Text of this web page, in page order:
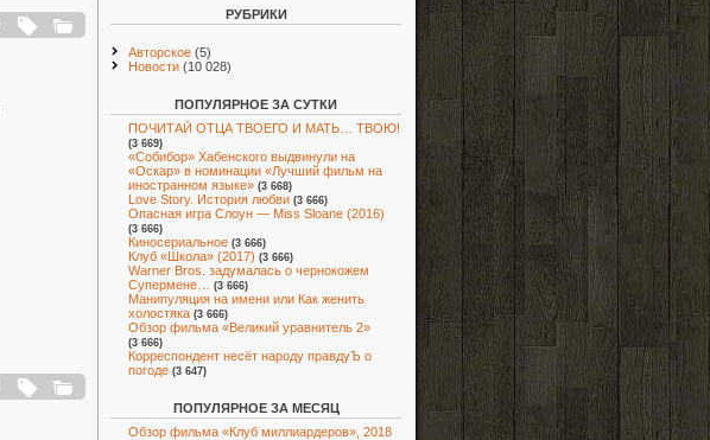
РУБРИКИ
Авторское (5)
Новости (10 028)
ПОПУЛЯРНОЕ ЗА СУТКИ
ПОЧИТАЙ ОТЦА ТВОЕГО И МАТЬ… ТВОЮ!
(3 669)
«Собибор» Хабенского выдвинули на
«Оскар» в номинации «Лучший фильм на
иностранном языке» (3 668)
Love Story. История любви (3 666)
Опасная игра Слоун — Miss Sloane (2016)
(3 666)
Киносериальное (3 666)
Клуб «Школа» (2017) (3 666)
Warner Bros. задумалась о чернокожем
Супермене…
(3 666)
Манипуляция на имени или Как женить
холостяка (3 666)
Обзор фильма «Великий уравнитель 2»
(3 666)
Корреспондент несёт народу правдуЪ о
погоде (3 647)
ПОПУЛЯРНОЕ ЗА МЕСЯЦ
Обзор фильма «Клуб миллиардеров», 2018